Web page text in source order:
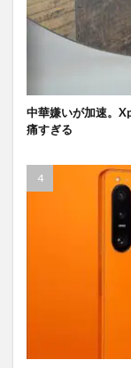
中華嫌いが加速。
痛すぎる